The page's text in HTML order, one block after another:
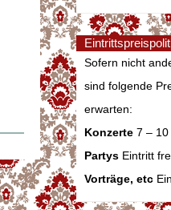
Sofern nicht
sind folgende
erwarten:
Konzerte 7 – 10
Partys Eintritt
Vorträge, etc